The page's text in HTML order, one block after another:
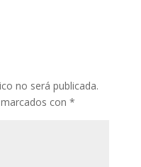
no será publicada.
con *